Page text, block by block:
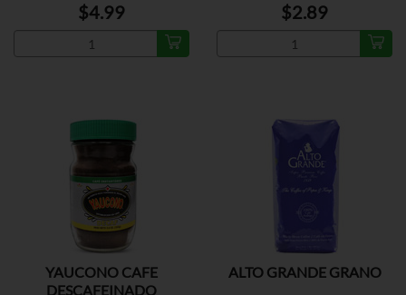
$4.99 $2.89
YAUCONO CAFE
DESCAFEINADO
ALTO GRANDE GRANO